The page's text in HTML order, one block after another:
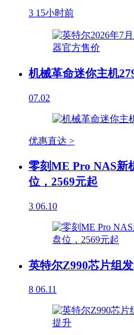
3 15小时前
机械革命迷你主机
07.02
优惠直达 >
零刻ME Pro NAS新
位，2569元起
3 06.10
英特尔Z990芯片组
8 06.11